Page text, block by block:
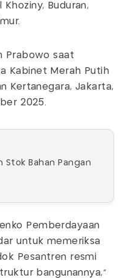
Buduran,
Prabowo saat
Kabinet Merah Putih
Kertanegara, Jakarta,
2025.
Stok Bahan Pangan
Pemberdayaan
untuk memeriksa
Pesantren resmi
bangunannya,"